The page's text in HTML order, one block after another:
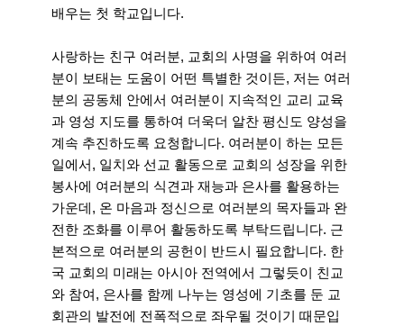
배우는 첫 학교입니다.
사랑하는 친구 여러분, 교회의 사명을 위하여 여러
분이 보태는 도움이 어떤 특별한 것이든, 저는 여러
분의 공동체 안에서 여러분이 지속적인 교리 교육
과 영성 지도를 통하여 더욱더 알찬 평신도 양성을
계속 추진하도록 요청합니다. 여러분이 하는 모든
일에서, 일치와 선교 활동으로 교회의 성장을 위한
봉사에 여러분의 식견과 재능과 은사를 활용하는
가운데, 온 마음과 정신으로 여러분의 목자들과 완
전한 조화를 이루어 활동하도록 부탁드립니다. 근
본적으로 여러분의 공헌이 반드시 필요합니다. 한
국 교회의 미래는 아시아 전역에서 그렇듯이 친교
와 참여, 은사를 함께 나누는 영성에 기초를 둔 교
회관의 발전에 전폭적으로 좌우될 것이기 때문입